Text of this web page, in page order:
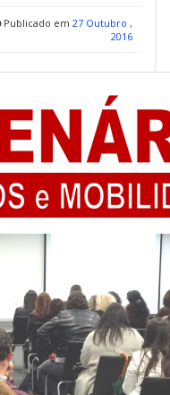
Publicado em 27 Outubro ,
2016